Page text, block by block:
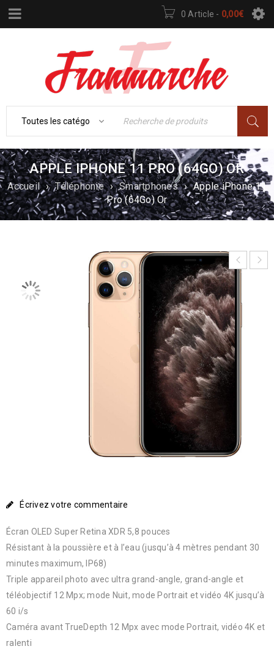
0 Article - 0,00€
APPLE IPHONE 11 PRO (64GO) OR
Accueil › Téléphonie › Smartphones › Apple iPhone 11
Pro (64Go) Or
Écrivez votre commentaire
Écran OLED Super Retina XDR 5,8 pouces
Résistant à la poussière et à l’eau (jusqu’à 4 mètres pendant 30
minutes maximum, IP68)
Triple appareil photo avec ultra grand-angle, grand-angle et
téléobjectif 12 Mpx; mode Nuit, mode Portrait et vidéo 4K jusqu’à
60 i/s
Caméra avant TrueDepth 12 Mpx avec mode Portrait, vidéo 4K et
ralenti